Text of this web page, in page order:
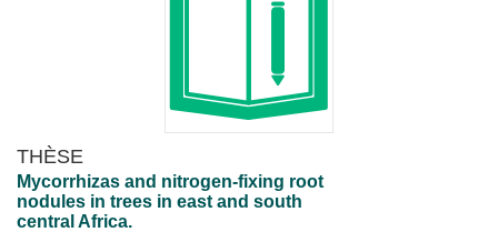
THÈSE
Mycorrhizas and nitrogen-fixing root
nodules in trees in east and south
central Africa.